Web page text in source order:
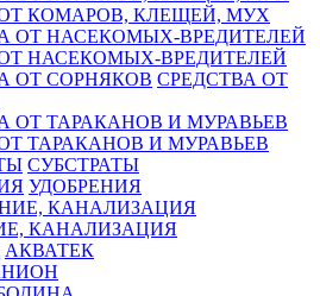
КОМАРОВ, КЛЕЩЕЙ, МУХ
НАСЕКОМЫХ-ВРЕДИТЕЛЕЙ
СРЕДСТВА ОТ
ТАРАКАНОВ И МУРАВЬЕВ
СУБСТРАТЫ
УДОБРЕНИЯ
КАНАЛИЗАЦИЯ
АКВАТЕК